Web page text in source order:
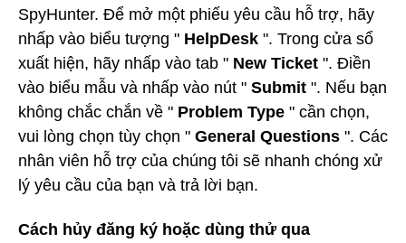
SpyHunter. Để mở một phiếu yêu cầu hỗ trợ, hãy
nhấp vào biểu tượng " HelpDesk ". Trong cửa sổ
xuất hiện, hãy nhấp vào tab " New Ticket ". Điền
vào biểu mẫu và nhấp vào nút " Submit ". Nếu bạn
không chắc chắn về " Problem Type " cần chọn,
vui lòng chọn tùy chọn " General Questions ". Các
nhân viên hỗ trợ của chúng tôi sẽ nhanh chóng xử
lý yêu cầu của bạn và trả lời bạn.
Cách hủy đăng ký hoặc dùng thử qua